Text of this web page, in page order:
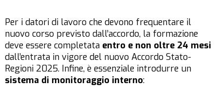
Per i datori di lavoro che devono frequentare il
nuovo corso previsto dall’accordo, la formazione
deve essere completata entro e non oltre 24 mesi
dall’entrata in vigore del nuovo Accordo Stato-
Regioni 2025. Infine, è essenziale introdurre un
sistema di monitoraggio interno: